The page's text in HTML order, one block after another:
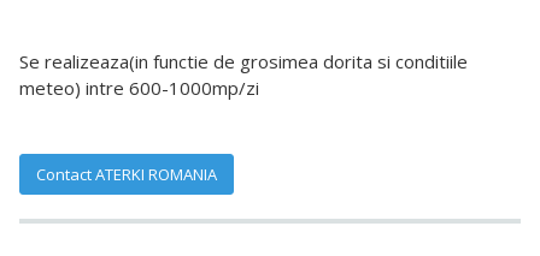
Se realizeaza(in functie de grosimea dorita si conditiile
meteo) intre 600-1000mp/zi
Contact ATERKI ROMANIA